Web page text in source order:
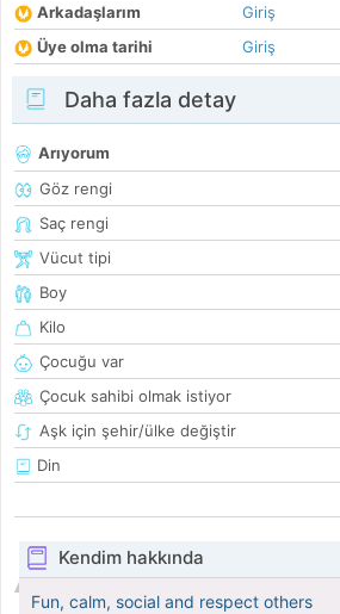
Arkadaşlarım
Giriş
Üye olma tarihi
Giriş
Daha fazla detay
Arıyorum
Göz rengi
Saç rengi
Vücut tipi
Boy
Kilo
Çocuğu var
Çocuk sahibi olmak istiyor
Aşk için şehir/ülke değiştir
Din
Kendim hakkında
Fun, calm, social and respect others